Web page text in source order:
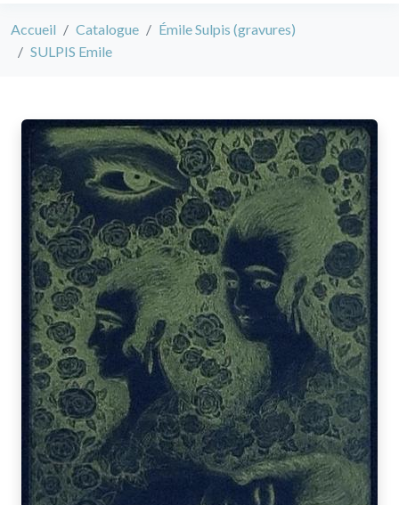
Accueil Catalogue
Émile Sulpis (gravures)
SULPIS Emile